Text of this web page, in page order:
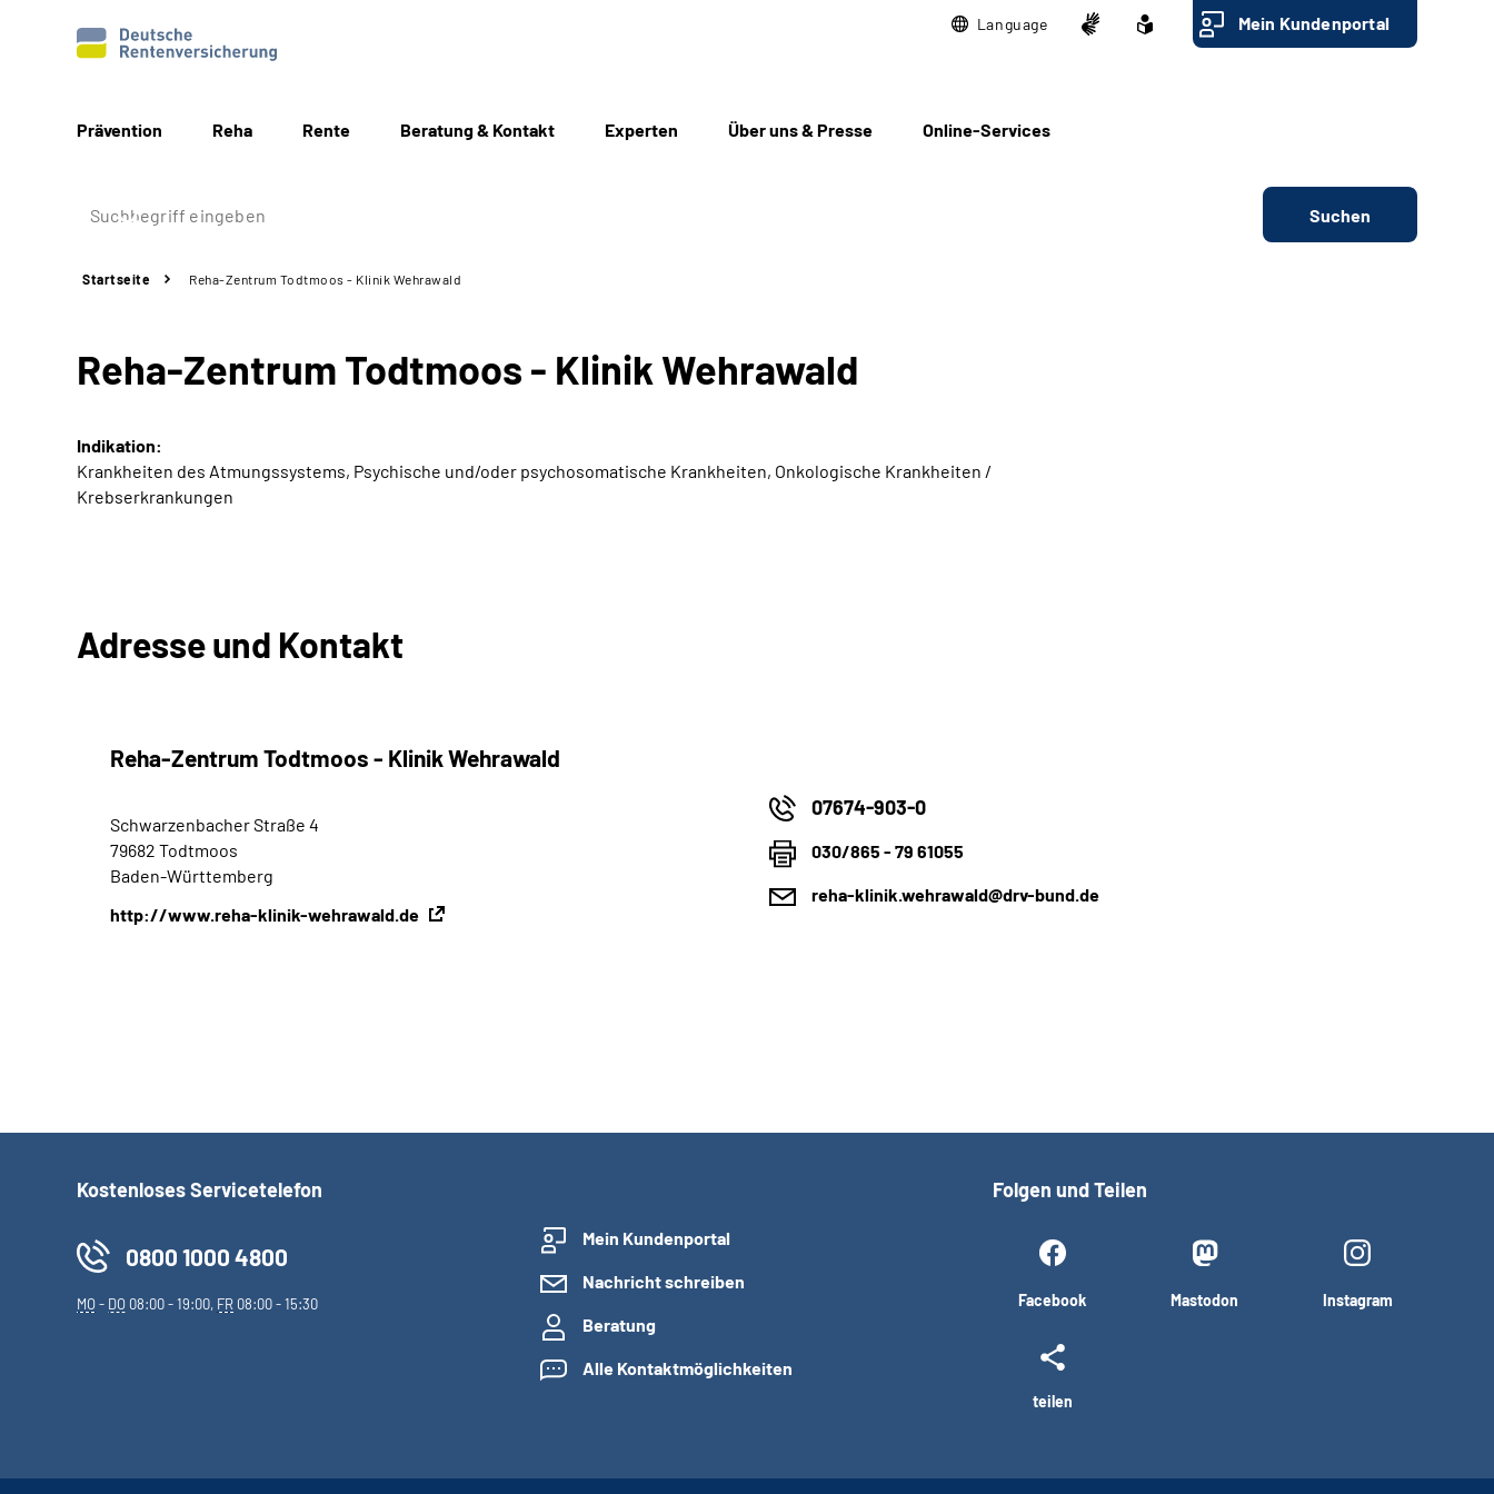
Language Mein Kundenportal
Prävention Reha Rente Beratung & Kontakt Experten Über uns & Presse Online-Services
Suchen
Startseite Reha-Zentrum Todtmoos - Klinik Wehrawald
Reha-Zentrum Todtmoos - Klinik Wehrawald
Indikation:
Krankheiten des Atmungssystems, Psychische und/oder psychosomatische Krankheiten, Onkologische Krankheiten /
Krebserkrankungen
Adresse und Kontakt
Reha-Zentrum Todtmoos - Klinik Wehrawald
Schwarzenbacher Straße 4
79682 Todtmoos
Baden-Württemberg
http://www.reha-klinik-wehrawald.de
07674-903-0
030/865 - 79 61055
reha-klinik.wehrawald@drv-bund.de
Kostenloses Servicetelefon
0800 1000 4800
MO- DO 08:00 - 19:00, FR 08:00 - 15:30
Mein Kundenportal
Nachricht schreiben
Beratung
Alle Kontaktmöglichkeiten
Folgen und Teilen
Facebook Mastodon Instagram
teilen